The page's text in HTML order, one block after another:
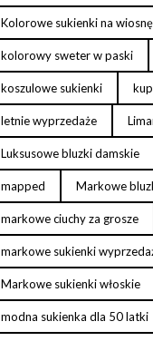
Kolorowe sukienki na wiosnę
kolorowy sweter w paski
koszulowe sukienki
letnie wyprzedaże
Luksusowe bluzki damskie
mapped Markowe
markowe ciuchy za grosze
markowe sukienki
Markowe sukienki włoskie
modna sukienka dla 50 latki